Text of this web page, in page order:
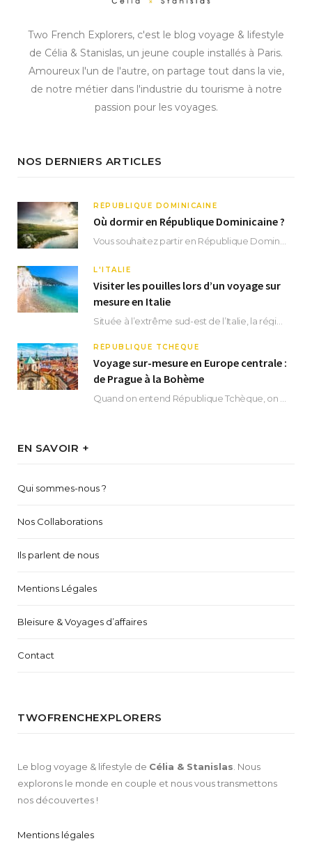
Two French Explorers, c'est le blog voyage & lifestyle
de Célia & Stanislas, un jeune couple installés à Paris.
Amoureux l'un de l'autre, on partage tout dans la vie,
de notre métier dans l'industrie du tourisme à notre
passion pour les voyages.
NOS DERNIERS ARTICLES
RÉPUBLIQUE DOMINICAINE
Où dormir en République Dominicaine ?
L'ITALIE
Visiter les pouilles lors d’un voyage sur
mesure en Italie
RÉPUBLIQUE TCHÈQUE
Voyage sur-mesure en Europe centrale :
de Prague à la Bohème
EN SAVOIR +
Qui sommes-nous ?
Nos Collaborations
Ils parlent de nous
Mentions Légales
Bleisure & Voyages d’affaires
Contact
TWOFRENCHEXPLORERS
Le blog voyage & lifestyle de Célia & Stanislas . Nous
explorons le monde en couple et nous vous transmettons
nos découvertes !
Mentions légales